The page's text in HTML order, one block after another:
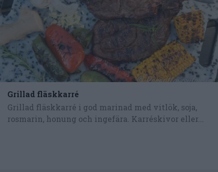
Grillad fläskkarré
Grillad fläskkarré i god marinad med vitlök, soja,
rosmarin, honung och ingefära. Karréskivor eller...